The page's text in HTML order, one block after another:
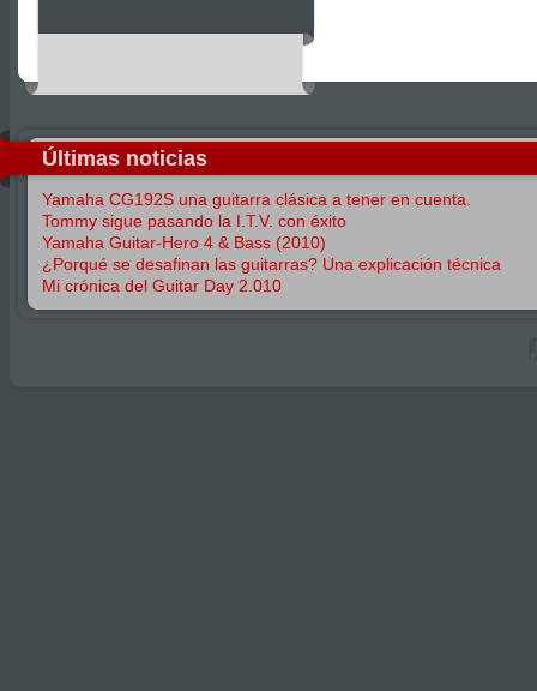
Últimas noticias
Yamaha CG192S una guitarra clásica a tener en cuenta.
Tommy sigue pasando la I.T.V. con éxito
Yamaha Guitar-Hero 4 & Bass (2010)
¿Porqué se desafinan las guitarras? Una explicación técnica
Mi crónica del Guitar Day 2.010